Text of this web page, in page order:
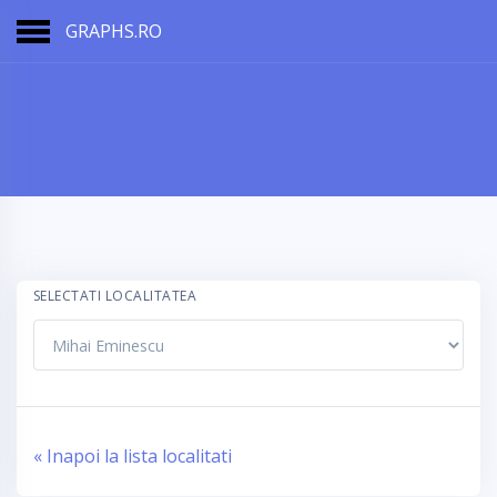
GRAPHS.RO
SELECTATI LOCALITATEA
« Inapoi la lista localitati